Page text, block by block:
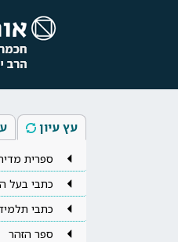
עץ עיון
ספרית
כתבי בעל
כתבי
ספר הזהר